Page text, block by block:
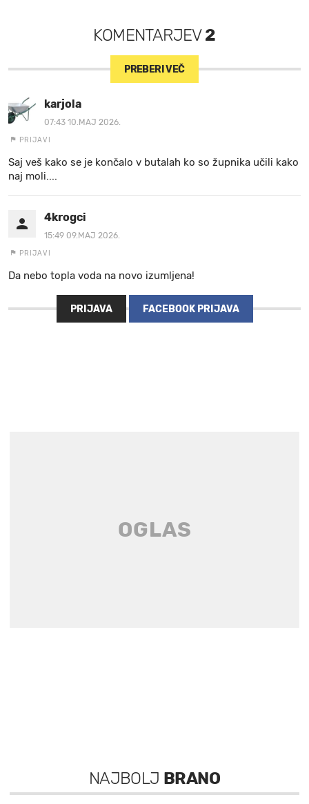
KOMENTARJEV2
PREBERI VEČ
karjola
07:43 10.MAJ 2026.
PRIJAVI
Saj veš kako se je končalo v butalah ko so župnika učili kako
naj moli....
4krogci
15:49 09.MAJ 2026.
PRIJAVI
Da nebo topla voda na novo izumljena!
PRIJAVA FACEBOOK PRIJAVA
NAJBOLJ BRANO